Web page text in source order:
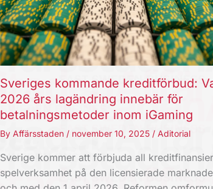
Sveriges kommande kreditförbud:
2026 års lagändring innebär för
betalningsmetoder inom iGaming
By Affärsstaden / november 10, 2025 / Aditorial
Sverige kommer att förbjuda all
spelverksamhet på den licensierade